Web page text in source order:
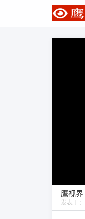
鹰视界
发表于：